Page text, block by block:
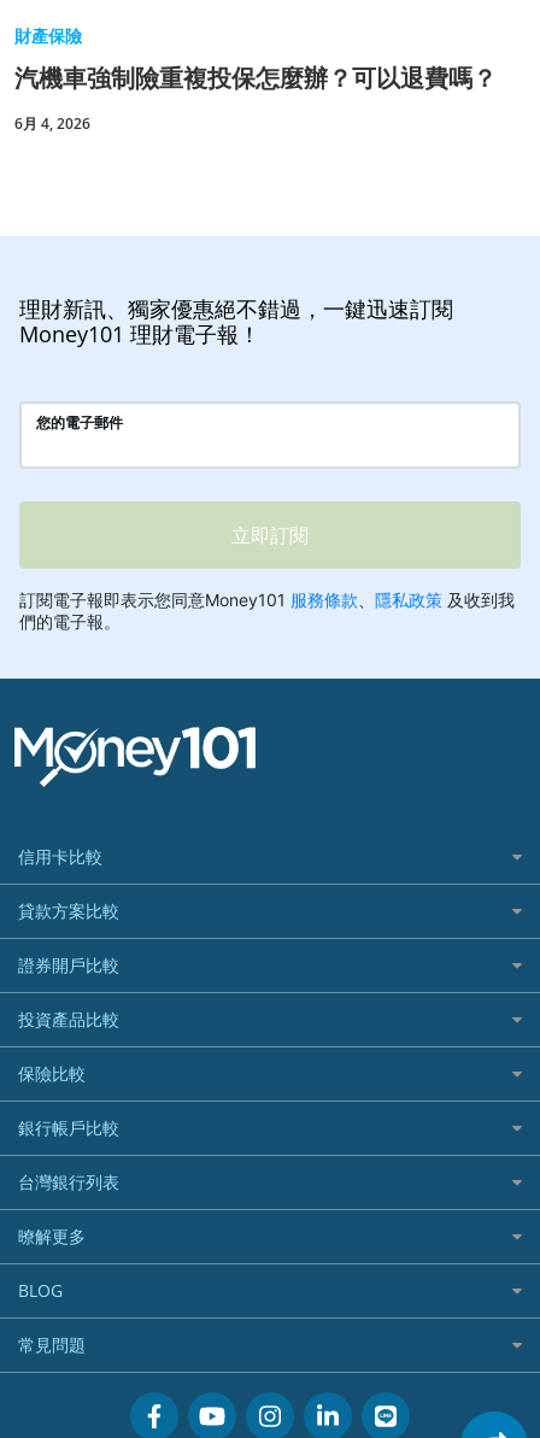
財產保險
汽機車強制險重複投保怎麼辦？可以退費嗎？
6月 4, 2026
理財新訊、獨家優惠絕不錯過，一鍵迅速訂閱
Money101 理財電子報！
信用卡比較
信用卡情境類別推薦
所有信用卡
精選推薦
國內外現金回饋
繳稅優惠
航空哩程回饋
加油優惠
分期零利率優惠
首刷禮優惠
網購優惠
行動支付優惠
旅遊訂房優惠
貸款方案比較
快速線上貸款推薦
最完整貸款資訊一次看
繳稅貸款
貸款計算機
車貸計算機
精選貸款推薦
信貸利率比較
一般個人貸款
優質客戶貸款
小額借款
循環貸款
汽機車貸款比較
證券開戶比較
台股證券戶
美股證券戶
投資產品比較
機器人投資
加密貨幣
外幣定存
保險比較
住宅險
汽車保險
機車保險
寵物險
銀行帳戶比較
財富管理帳戶
數位存款帳戶
美元定存
台灣銀行列表
銀行與合作機構列表
銀行客服電話
暸解更多
加入我們
訂閱電子報
媒體聯絡
BLOG
專欄文章
常見問題
活動禮贈品兌換相關
會員相關常見問題